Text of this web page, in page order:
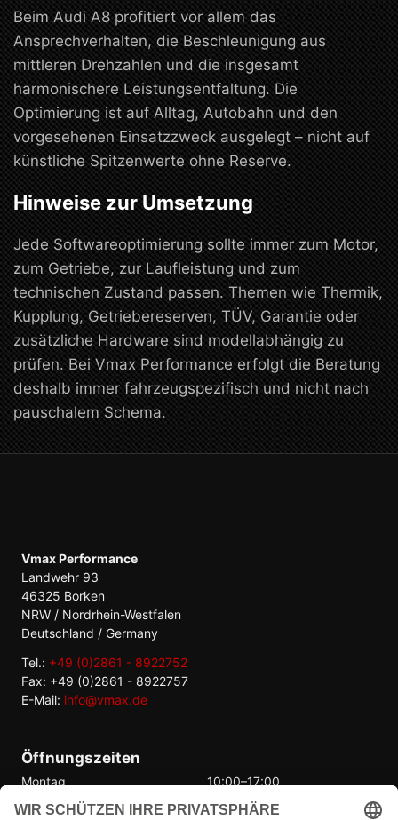
Beim Audi A8 profitiert vor allem das
Ansprechverhalten, die Beschleunigung aus
mittleren Drehzahlen und die insgesamt
harmonischere Leistungsentfaltung. Die
Optimierung ist auf Alltag, Autobahn und den
vorgesehenen Einsatzzweck ausgelegt – nicht auf
künstliche Spitzenwerte ohne Reserve.
Hinweise zur Umsetzung
Jede Softwareoptimierung sollte immer zum Motor,
zum Getriebe, zur Laufleistung und zum
technischen Zustand passen. Themen wie Thermik,
Kupplung, Getriebereserven, TÜV, Garantie oder
zusätzliche Hardware sind modellabhängig zu
prüfen. Bei Vmax Performance erfolgt die Beratung
deshalb immer fahrzeugspezifisch und nicht nach
pauschalem Schema.
Vmax Performance
Landwehr 93
46325 Borken
NRW / Nordrhein-Westfalen
Deutschland / Germany
Tel.: +49 (0)2861 - 8922752
Fax: +49 (0)2861 - 8922757
E-Mail: info@vmax.de
Öffnungszeiten
Montag
10:00–17:00
Dienstag
10:00–17:00